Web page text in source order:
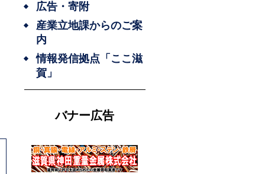
広告・寄附
産業立地課からのご案
内
情報発信拠点「ここ滋
賀」
バナー広告